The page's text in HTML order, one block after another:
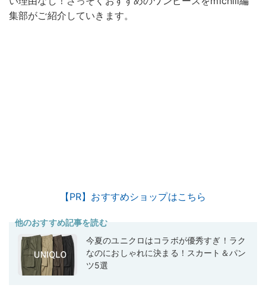
集部がご紹介していきます。
【PR】おすすめショップはこちら
他のおすすめ記事を読む
今夏のユニクロはコラボが優秀すぎ！ラク
なのにおしゃれに決まる！スカート＆パン
ツ5選